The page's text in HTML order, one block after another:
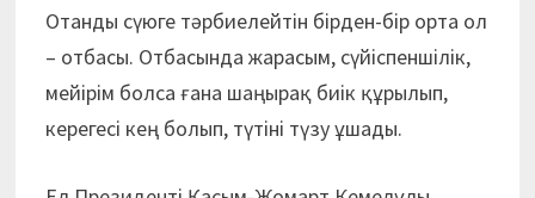
Отанды сүюге тәрбиелейтін бірден-бір орта ол
– отбасы. Отбасында жарасым, сүйіспеншілік,
мейірім болса ғана шаңырақ биік құрылып,
керегесі кең болып, түтіні түзу ұшады.